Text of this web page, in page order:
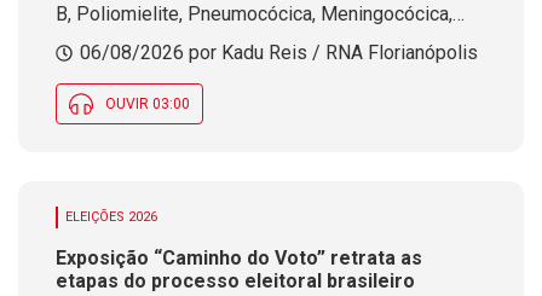
B, Poliomielite, Pneumocócica, Meningocócica,
Tríplice Viral e Pentavalente ainda não atingiram
06/08/2026 por Kadu Reis / RNA Florianópolis
OUVIR 03:00
ELEIÇÕES 2026
Exposição “Caminho do Voto” retrata as
etapas do processo eleitoral brasileiro